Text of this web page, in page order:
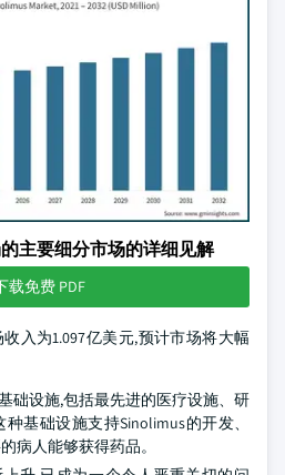
主要细分市场的详细见解
载免费 PDF
入为1.097亿美元,预计市场将大幅
础设施,包括最先进的医疗设施、研
基础设施支持Sinolimus的开发、
病人能够获得药品。